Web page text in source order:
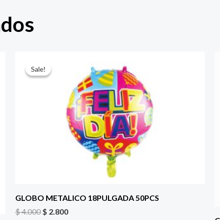
Sale!
Sale!
GLOBO METALICO 18PULGADA 50PCS
$4.000
precio
original
$ 4.000.
$ 2.800
precio
actual
es:
$ 2.800.